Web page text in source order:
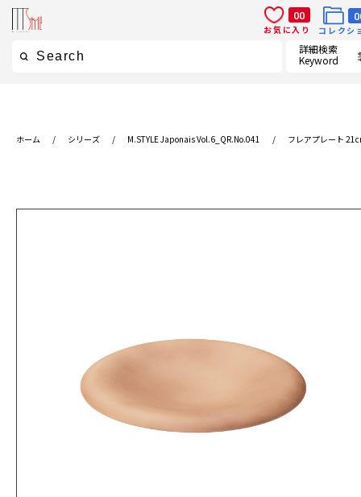
詳細検索
Keyword
00
お気に入り
コレクシ
ホーム / シリーズ / M.STYLE Japonais Vol.6_QR.No.041 / フレアプレート